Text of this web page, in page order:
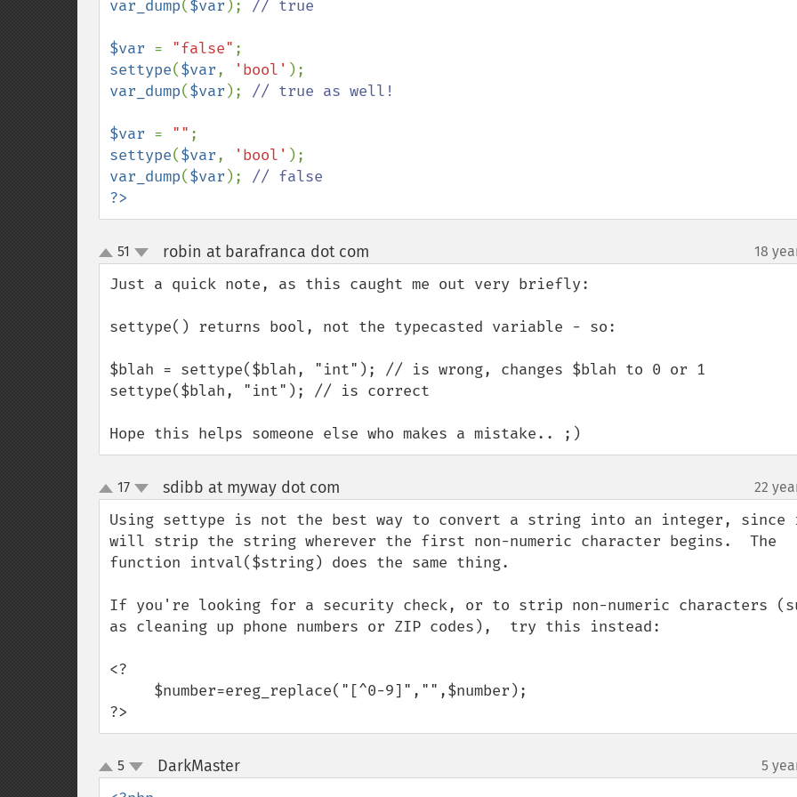
var_dump($var ); // true
$var = "false"
settype($var, 'bool'
var_dump($var ); // true as well!
$var = ""
settype($var, 'bool'
var_dump($var );
?>
up
down
51 robin at barafranca dot com 18
Just a quick note, as this caught me out very briefly:
settype() returns bool, not the typecasted variable - so:
$blah = settype($blah, "int"); // is wrong, changes $blah to 0 or 1
settype($blah, "int"); // is correct
Hope this helps someone else who makes a mistake.. ;)
up
down
17 sdibb at myway dot com 22
Using settype is not the best way to convert a string into an integer,
will strip the string wherever the first non-numeric character begins.  The
function intval($string) does the same thing.
If you're looking for a security check, or to strip non-numeric characters
as cleaning up phone numbers or ZIP codes),  try this instead:
<?
?>
up
down
5 DarkMaster¶ 5